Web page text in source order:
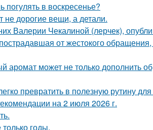
погулять в воскресенье?
не дорогие вещи, а детали.
Валерии Чекалиной (лерчек),
от жестокого
может не только дополнить
превратить в полезную рутину
на 2 июля 2026 г.
годы.